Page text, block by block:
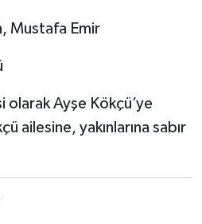
Mustafa Emir
olarak Ayşe Kökçü’ye
ailesine, yakınlarına sabır